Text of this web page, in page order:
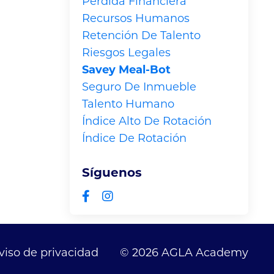
Recursos Humanos
Retención De Talento
Riesgos Legales
Savey Meal-Bot
Seguro De Inmueble
Talento Humano
Índice Alto De Rotación
Índice De Rotación
Síguenos
de privacidad © 2026 AGLA Academy